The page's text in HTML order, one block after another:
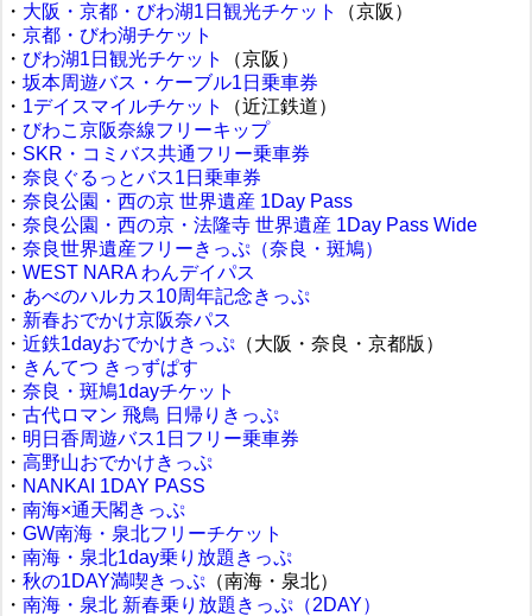
・ 大阪・京都・びわ湖1日観光チケット
（京阪）
・ 京都・びわ湖チケット
・ びわ湖1日観光チケット
（京阪）
・ 坂本周遊バス・ケーブル1日乗車券
・ 1デイスマイルチケット
（近江鉄道）
・ びわこ京阪奈線フリーキップ
・ SKR・コミバス共通フリー乗車券
・ 奈良ぐるっとバス1日乗車券
・ 奈良公園・西の京 世界遺産 1Day Pass
・ 奈良公園・西の京・法隆寺 世界遺産 1Day Pass Wide
・ 奈良世界遺産フリーきっぷ（奈良・斑鳩）
・ WEST NARA わんデイパス
・ あべのハルカス10周年記念きっぷ
・ 新春おでかけ京阪奈パス
・ 近鉄1dayおでかけきっぷ （大阪・奈良・京都版）
・ きんてつ きっずぱす
・ 奈良・斑鳩1dayチケット
・ 古代ロマン 飛鳥 日帰りきっぷ
・ 明日香周遊バス1日フリー乗車券
・ 高野山おでかけきっぷ
・ NANKAI 1DAY PASS
・ 南海×通天閣きっぷ
・ GW南海・泉北フリーチケット
・ 南海・泉北1day乗り放題きっぷ
・ 秋の1DAY満喫きっぷ （南海・泉北）
・ 南海・泉北 新春乗り放題きっぷ（2DAY）